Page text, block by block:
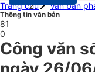
Trang chủ
Văn bản
Thông tin văn bản
81
0
Công văn